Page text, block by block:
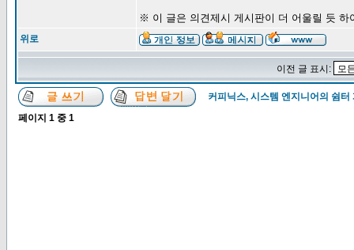
※ 이 글은 의견제시 게시판이 더 어울릴 듯
위로
이전 글 표시:
커피닉스, 시스템 엔지니어의 쉼터
페이지 1 중 1